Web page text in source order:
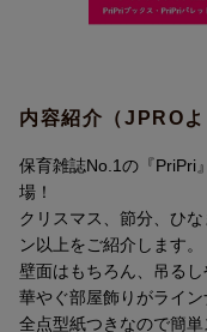
内容紹介（JPROよ
保育雑誌No.1の『PriPri
場！
クリスマス、節分、ひ
ン以上をご紹介します。
壁面はもちろん、吊る
華やぐ部屋飾りがライン
全点型紙つきなので簡単